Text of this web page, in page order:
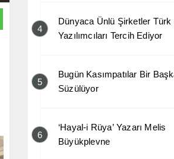
4
Dünyaca Ünlü Şirketler Türk
Yazılımcıları Tercih Ediyor
5
Bugün Kasımpatılar Bir
Süzülüyor
6
‘Hayal-i Rüya’ Yazarı Melis
Büyükplevne